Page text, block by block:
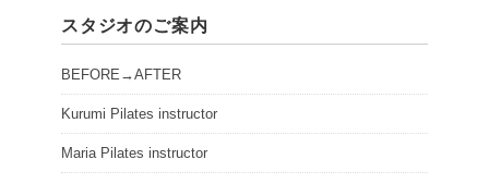
スタジオのご案内
BEFORE→AFTER
Kurumi Pilates instructor
Maria Pilates instructor